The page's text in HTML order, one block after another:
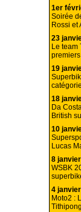
1er
Soirée
Rossi et
23
Le team
19
18
Da
British
10
Lucas
8
WSBK
4
Moto2 :